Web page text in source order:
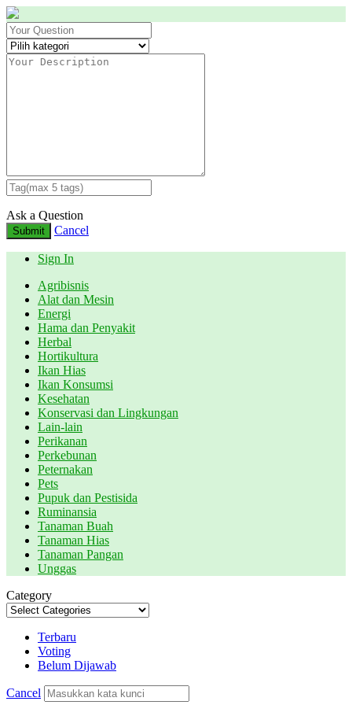
Ask a Question
Submit Cancel
Sign In
Agribisnis
Alat dan Mesin
Energi
Hama dan Penyakit
Herbal
Hortikultura
Ikan Hias
Ikan Konsumsi
Kesehatan
Konservasi dan Lingkungan
Lain-lain
Perikanan
Perkebunan
Peternakan
Pets
Pupuk dan Pestisida
Ruminansia
Tanaman Buah
Tanaman Hias
Tanaman Pangan
Unggas
Category
Terbaru
Voting
Belum Dijawab
Cancel